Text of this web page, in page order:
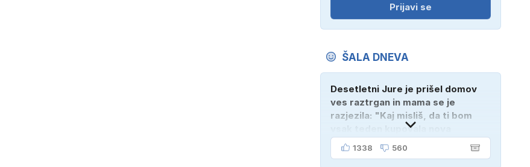
Prijavi se
ŠALA DNEVA
Desetletni Jure je prišel domov
ves raztrgan in mama se je
razjezila: "Kaj misliš, da ti bom
vsak teden kupovala nova
oblačila?" "Bodi vesela, da je
tako!" je odgovoril Jure. "Sosedje
1338 560